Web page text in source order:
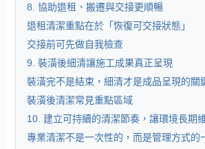
8. 協助退租、搬遷與交接更順暢
退租清潔重點在於「恢復可交接狀態」
交接前可先做自我檢查
9. 裝潢後細清讓施工成果真正呈現
裝潢完不是結束，細清才是成品呈現的關
裝潢後清潔常見重點區域
10. 建立可持續的清潔節奏，讓環境長期
專業清潔不是一次性的，而是管理方式的